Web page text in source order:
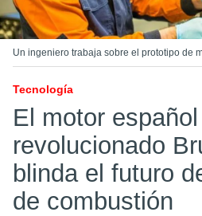
Un ingeniero trabaja sobre el prototipo de
Tecnología
El motor
revolucionado
blinda el futuro
de combustión